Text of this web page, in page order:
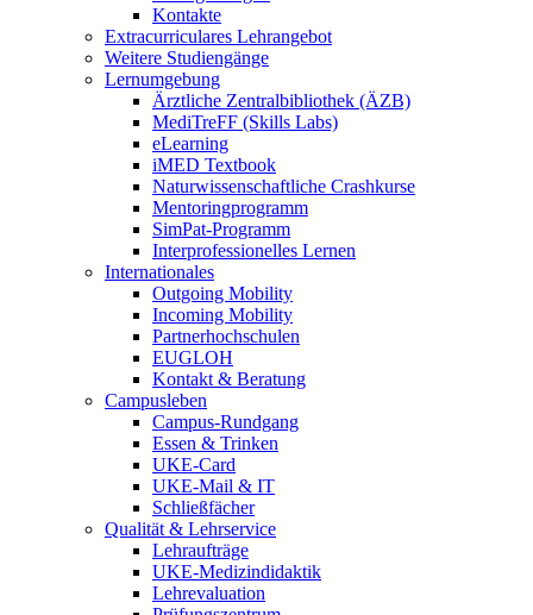
Kontakte
Extracurriculares Lehrangebot
Weitere Studiengänge
Lernumgebung
Ärztliche Zentralbibliothek (ÄZB)
MediTreFF (Skills Labs)
eLearning
iMED Textbook
Naturwissenschaftliche Crashkurse
Mentoringprogramm
SimPat-Programm
Interprofessionelles Lernen
Internationales
Outgoing Mobility
Incoming Mobility
Partnerhochschulen
EUGLOH
Kontakt & Beratung
Campusleben
Campus-Rundgang
Essen & Trinken
UKE-Card
UKE-Mail & IT
Schließfächer
Qualität & Lehrservice
Lehraufträge
UKE-Medizindidaktik
Lehrevaluation